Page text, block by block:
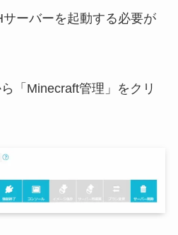
ーバーを起動する必要が
「Minecraft管理」をクリ